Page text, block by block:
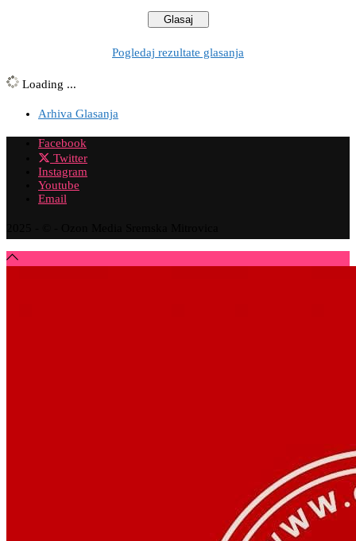
Pogledaj rezultate glasanja
Loading ...
Arhiva Glasanja
Facebook
Twitter
Instagram
Youtube
Email